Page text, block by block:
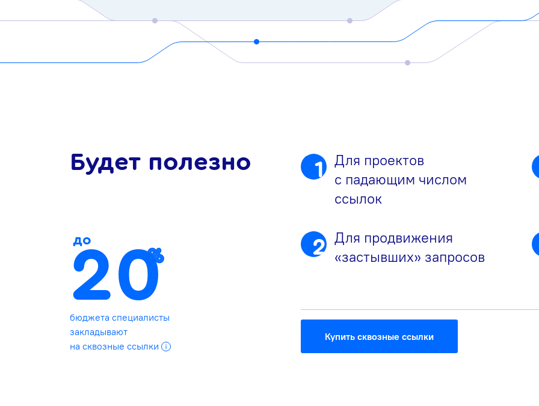
Будет полезно 1 Для проектов
с падающим числом
ссылок
2 Для продвижения
«застывших» запросов
Купить сквозные ссылки
до
20
бюджета специалисты
закладывают
на сквозные ссылки